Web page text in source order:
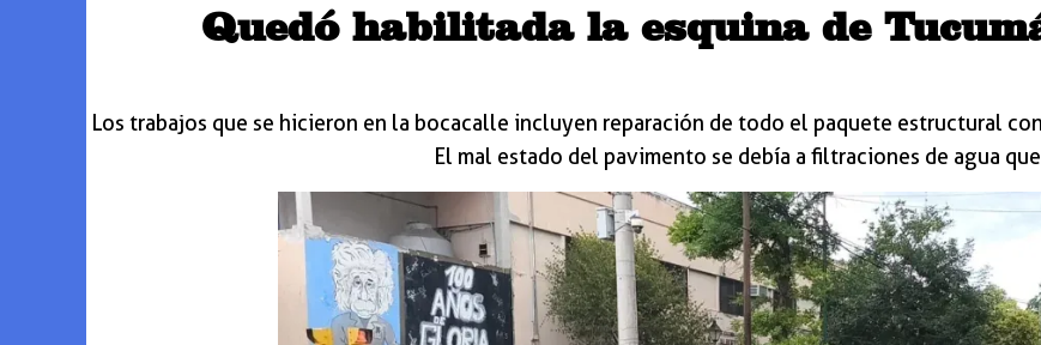
Quedó habilitada la esquina de
Los trabajos que se hicieron en la bocacalle incluyen reparación de todo el paquete estructural
El mal estado del pavimento se debía a filtraciones de agua